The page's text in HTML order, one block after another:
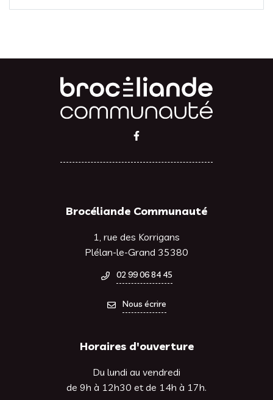
Lien vers le compte Facebook
Brocéliande Communauté
1, rue des Korrigans
Plélan-le-Grand 35380
02 99 06 84 45
Nous écrire
Horaires d'ouverture
Du lundi au vendredi
de 9h à 12h30 et de 14h à 17h.